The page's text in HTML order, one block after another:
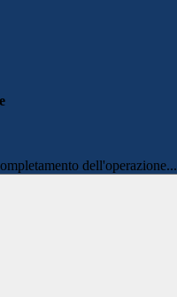
dell'operazione...